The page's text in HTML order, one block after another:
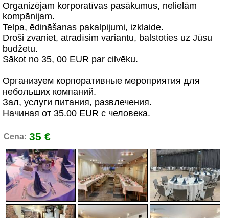
Organizējam korporatīvas pasākumus, nelielām
kompānijam.
Telpa, ēdināšanas pakalpijumi, izklaide.
Droši zvaniet, atradīsim variantu, balstoties uz Jūsu
budžetu.
Sākot no 35, 00 EUR par cilvēku.
Организуем корпоративные мероприятия для
небольших компаний.
Зал, услуги питания, развлечения.
Начиная от 35.00 EUR c человека.
Cena: 35 €